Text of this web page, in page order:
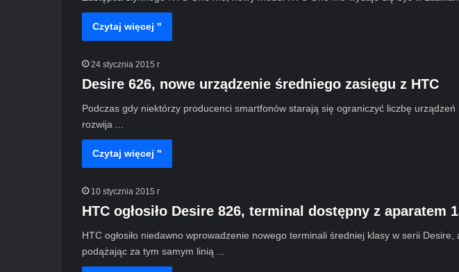
Czytaj więcej "
24 stycznia 2015 r
Desire 626, nowe urządzenie średniego zasięgu z HTC
Podczas gdy niektórzy producenci smartfonów starają się ograniczyć liczbę
rozwija ...
Czytaj więcej "
10 stycznia 2015 r
HTC ogłosiło Desire 826, terminal dostępny z aparatem
HTC ogłosiło niedawno wprowadzenie nowego terminali średniej klasy w serii Desire,
podążając za tym samym linią ...